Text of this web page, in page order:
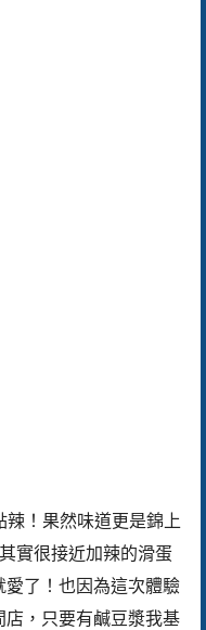
！果然味道更是錦上
實很接近加辣的滑蛋
了！也因為這次體驗
店，只要有鹹豆漿我基